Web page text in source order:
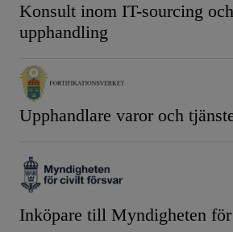
Konsult inom IT-sourcing
upphandling
Upphandlare varor och
Inköpare till Myndigheten